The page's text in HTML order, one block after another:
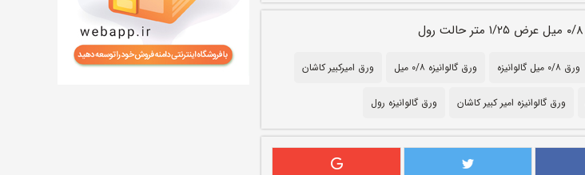
ورق ۰/۸ میل گالوانیزه ورق گالوانیزه ۰/۸ میل ورق امیرکبیر کاشان
ورق گالوانیزه امیر کبیر کاشان ورق گالوانیزه رول